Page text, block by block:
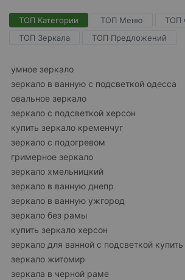
ТОП Категории ТОП Меню
ТОП
ТОП Зеркала
ТОП Предложений
умное зеркало
зеркало в ванную с подсветкой одесса
овальное зеркало
зеркало с подсветкой херсон
купить зеркало кременчуг
зеркало с подогревом
гримерное зеркало
зеркало хмельницкий
зеркало в ванную днепр
зеркало в ванную ужгород
зеркало без рамы
купить зеркало херсон
зеркало для ванной с подсветкой
зеркало житомир
зеркала в черной раме